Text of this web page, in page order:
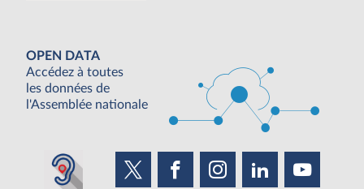
OPEN DATA
Accédez à toutes
les données de
l'Assemblée nationale